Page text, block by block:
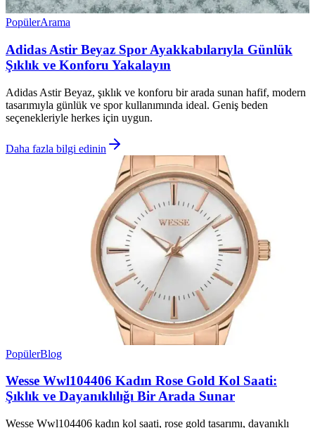
PopülerArama
Adidas Astir Beyaz Spor Ayakkabılarıyla Günlük
Şıklık ve Konforu Yakalayın
Adidas Astir Beyaz, şıklık ve konforu bir arada sunan hafif, modern
tasarımıyla günlük ve spor kullanımında ideal. Geniş beden
seçenekleriyle herkes için uygun.
Daha fazla bilgi edinin
PopülerBlog
Wesse Wwl104406 Kadın Rose Gold Kol Saati:
Şıklık ve Dayanıklılığı Bir Arada Sunar
Wesse Wwl104406 kadın kol saati, rose gold tasarımı, dayanıklı